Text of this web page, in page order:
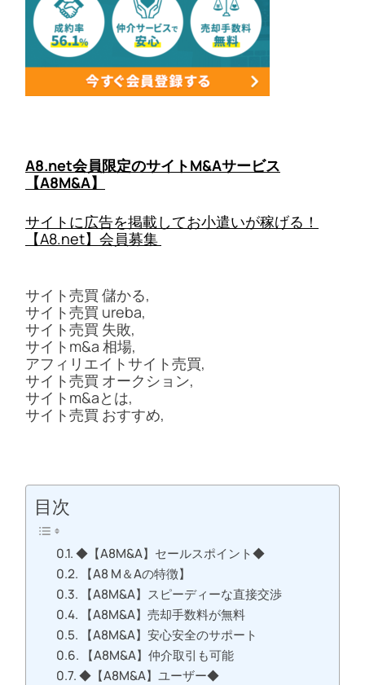
A8.net会員限定のサイトM&Aサービス
【A8M&A】
サイトに広告を掲載してお小遣いが稼げる！
【A8.net】会員募集
サイト売買 儲かる,
サイト売買 ureba,
サイト売買 失敗,
サイトm&a 相場,
アフィリエイトサイト売買,
サイト売買 オークション,
サイトm&aとは,
サイト売買 おすすめ,
目次
◆【A8M&A】セールスポイント◆
【A8 M＆Aの特徴】
【A8M&A】スピーディーな直接交渉
【A8M&A】売却手数料が無料
【A8M&A】安心安全のサポート
【A8M&A】仲介取引も可能
◆【A8M&A】ユーザー◆